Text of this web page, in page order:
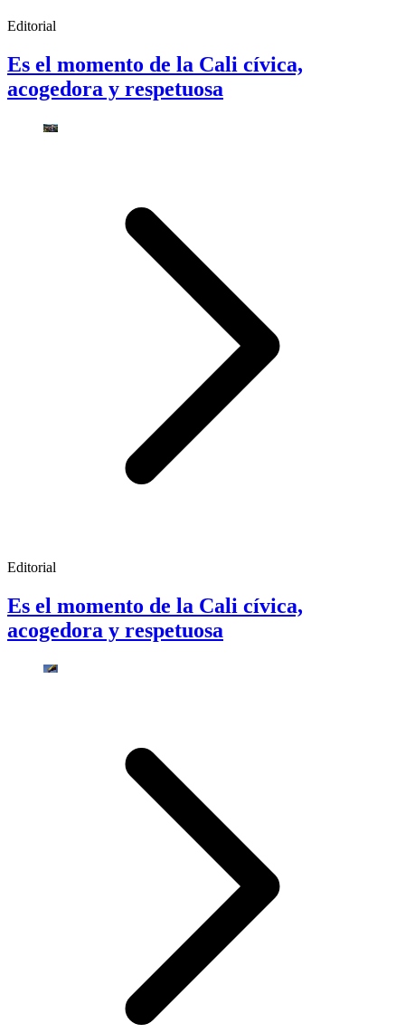
Editorial
Es el momento de la Cali cívica,
acogedora y respetuosa
Editorial
Es el momento de la Cali cívica,
acogedora y respetuosa